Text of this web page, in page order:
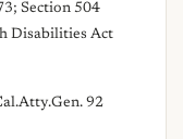
Section 504
Disabilities Act
92